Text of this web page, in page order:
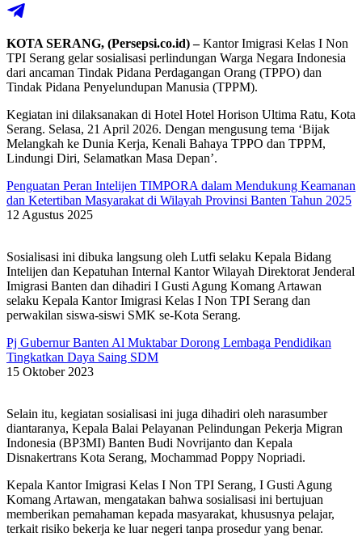
KOTA SERANG, (Persepsi.co.id) –Kantor Imigrasi Kelas I Non
TPI Serang gelar sosialisasi perlindungan Warga Negara Indonesia
dari ancaman Tindak Pidana Perdagangan Orang (TPPO) dan
Tindak Pidana Penyelundupan Manusia (TPPM).
Kegiatan ini dilaksanakan di Hotel Hotel Horison Ultima Ratu, Kota
Serang. Selasa, 21 April 2026. Dengan mengusung tema ‘Bijak
Melangkah ke Dunia Kerja, Kenali Bahaya TPPO dan TPPM,
Lindungi Diri, Selamatkan Masa Depan’.
Penguatan Peran Intelijen TIMPORA dalam Mendukung Keamanan
dan Ketertiban Masyarakat di Wilayah Provinsi Banten Tahun 2025
12 Agustus 2025
Sosialisasi ini dibuka langsung oleh Lutfi selaku Kepala Bidang
Intelijen dan Kepatuhan Internal Kantor Wilayah Direktorat Jenderal
Imigrasi Banten dan dihadiri I Gusti Agung Komang Artawan
selaku Kepala Kantor Imigrasi Kelas I Non TPI Serang dan
perwakilan siswa-siswi SMK se-Kota Serang.
Pj Gubernur Banten Al Muktabar Dorong Lembaga Pendidikan
Tingkatkan Daya Saing SDM
15 Oktober 2023
Selain itu, kegiatan sosialisasi ini juga dihadiri oleh narasumber
diantaranya, Kepala Balai Pelayanan Pelindungan Pekerja Migran
Indonesia (BP3MI) Banten Budi Novrijanto dan Kepala
Disnakertrans Kota Serang, Mochammad Poppy Nopriadi.
Kepala Kantor Imigrasi Kelas I Non TPI Serang, I Gusti Agung
Komang Artawan, mengatakan bahwa sosialisasi ini bertujuan
memberikan pemahaman kepada masyarakat, khususnya pelajar,
terkait risiko bekerja ke luar negeri tanpa prosedur yang benar.